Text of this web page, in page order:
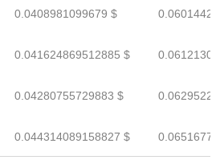
0.0408981099679 $
0.041624869512885 $
0.04280755729883 $
0.044314089158827 $